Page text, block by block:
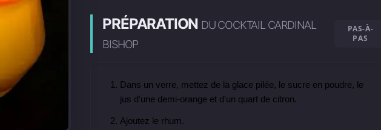
PRÉPARATION DU COCKTAIL CARDINAL
BISHOP
PAS-À-
PAS
Dans un verre, mettez de la glace pilée, le sucre en poudre, le
jus d'une demi-orange et d'un quart de citron.
Ajoutez le rhum.